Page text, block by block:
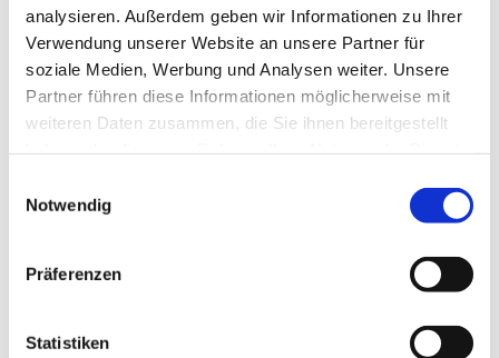
analysieren. Außerdem geben wir Informationen zu Ihrer
Verwendung unserer Website an unsere Partner für
soziale Medien, Werbung und Analysen weiter. Unsere
Partner führen diese Informationen möglicherweise mit
weiteren Daten zusammen, die Sie ihnen bereitgestellt
Notwendig
Präferenzen
Statistiken
Dies könnte Sie auch
interessieren